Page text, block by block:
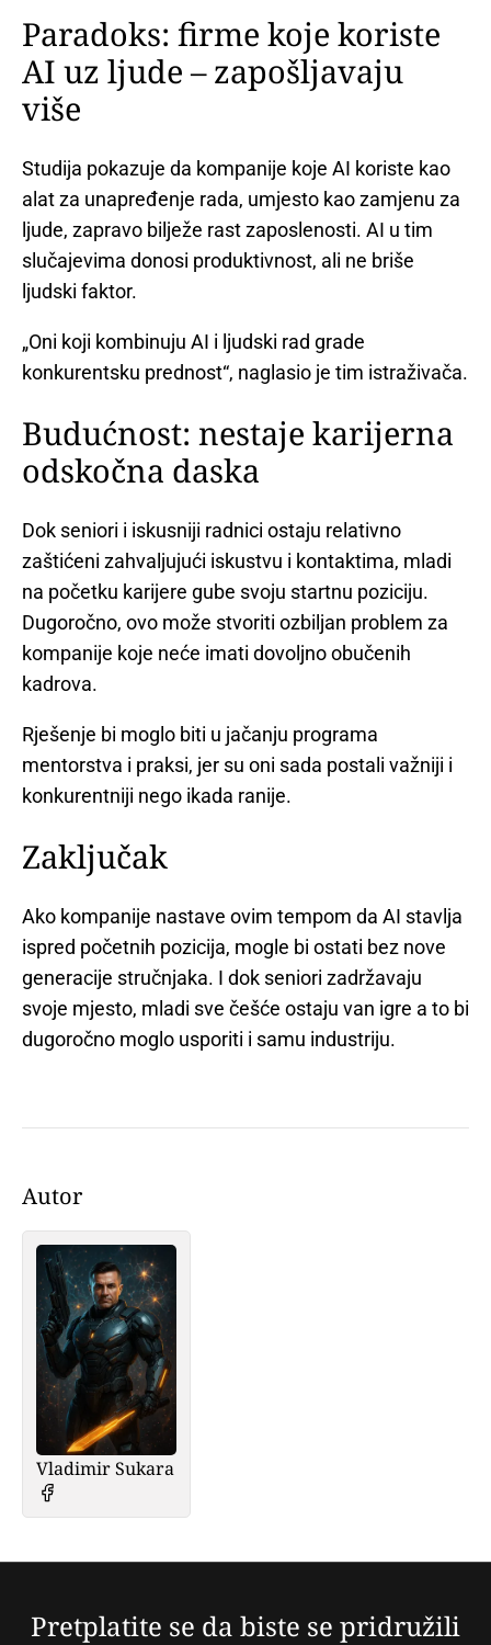
Paradoks: firme koje koriste
AI uz ljude – zapošljavaju
više
Studija pokazuje da kompanije koje AI koriste kao
alat za unapređenje rada, umjesto kao zamjenu za
ljude, zapravo bilježe rast zaposlenosti. AI u tim
slučajevima donosi produktivnost, ali ne briše
ljudski faktor.
„Oni koji kombinuju AI i ljudski rad grade
konkurentsku prednost“, naglasio je tim istraživača.
Budućnost: nestaje karijerna
odskočna daska
Dok seniori i iskusniji radnici ostaju relativno
zaštićeni zahvaljujući iskustvu i kontaktima, mladi
na početku karijere gube svoju startnu poziciju.
Dugoročno, ovo može stvoriti ozbiljan problem za
kompanije koje neće imati dovoljno obučenih
kadrova.
Rješenje bi moglo biti u jačanju programa
mentorstva i praksi, jer su oni sada postali važniji i
konkurentniji nego ikada ranije.
Zaključak
Ako kompanije nastave ovim tempom da AI stavlja
ispred početnih pozicija, mogle bi ostati bez nove
generacije stručnjaka. I dok seniori zadržavaju
svoje mjesto, mladi sve češće ostaju van igre a to bi
dugoročno moglo usporiti i samu industriju.
Autor
Vladimir Sukara
Pretplatite se da biste se pridružili